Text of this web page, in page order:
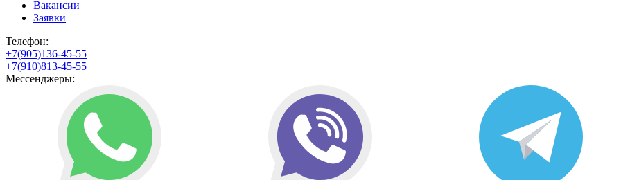
Вакансии
Заявки
Телефон:
+7(905)136-45-55
+7(910)813-45-55
Мессенджеры: